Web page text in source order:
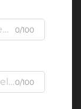
0/100
0/100